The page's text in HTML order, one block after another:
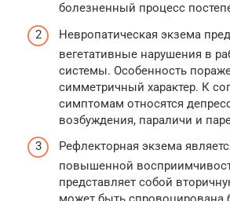
болезненный процесс
Невропатическая экзема
вегетативные нарушения в
системы. Особенность
симметричный характер. К
симптомам относятся
возбуждения, параличи и
Рефлекторная экзема
повышенной
представляет собой